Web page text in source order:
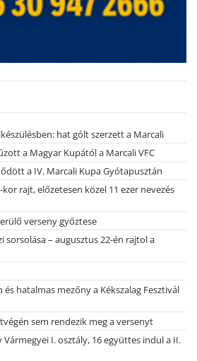
hat gólt szerzett a Marcali
a Magyar Kupától a Marcali VFC
a IV. Marcali Kupa Gyótapusztán
rajt, előzetesen közel 11 ezer nevezés
verseny győztese
sorsolása – augusztus 22-én rajtol a
hatalmas mezőny a Kékszalag Fesztivál
sem rendezik meg a versenyt
Vármegyei I. osztály, 16 együttes indul a II.